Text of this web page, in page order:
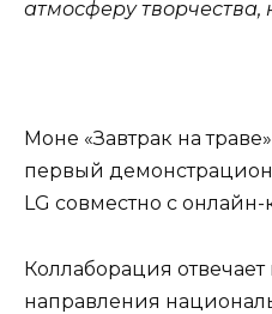
атмосферу творчества,
Моне «Завтрак на
первый
LG совместно с
Коллаборация
направления